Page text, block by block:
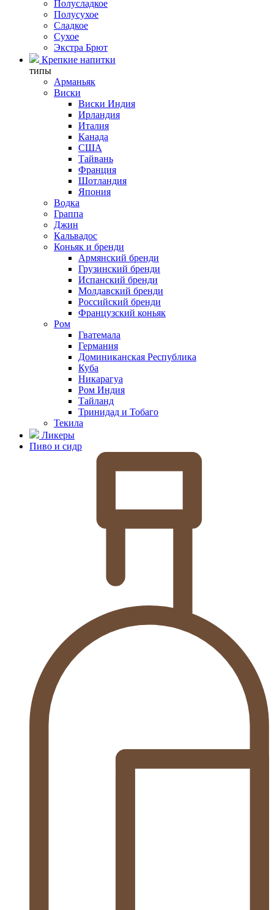
Полусладкое
Полусухое
Сладкое
Сухое
Экстра Брют
Крепкие напитки
типы
Арманьяк
Виски
Виски Индия
Ирландия
Италия
Канада
США
Тайвань
Франция
Шотландия
Япония
Водка
Граппа
Джин
Кальвадос
Коньяк и бренди
Армянский бренди
Грузинский бренди
Испанский бренди
Молдавский бренди
Российский бренди
Французский коньяк
Ром
Гватемала
Германия
Доминиканская Республика
Куба
Никарагуа
Ром Индия
Тайланд
Тринидад и Тобаго
Текила
Ликеры
Пиво и сидр